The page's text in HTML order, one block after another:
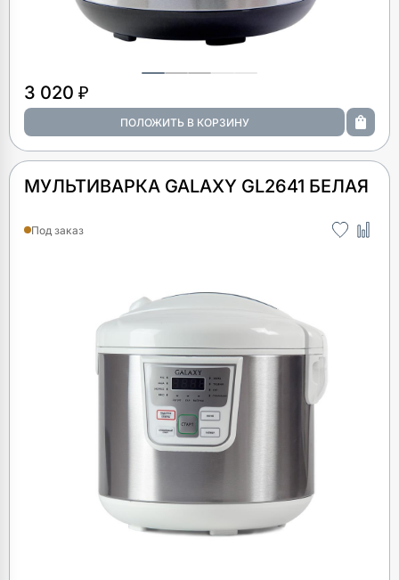
3 020 ₽
МУЛЬТИВАРКА GALAXY GL2641 БЕЛАЯ
Под заказ